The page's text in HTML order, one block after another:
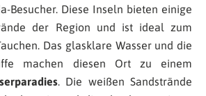
Besucher. Diese Inseln bieten einige
der Region und ist ideal zum
Das glasklare Wasser und die
machen diesen Ort zu einem
. Die weißen Sandstrände